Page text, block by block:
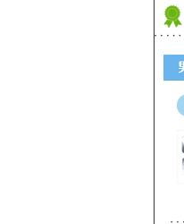
ットジェネリック500mg お得な